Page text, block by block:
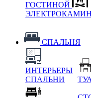
ГОСТИНОЙ
СПАЛЬНЯ
ИНТЕРЬЕРЫ
СПАЛЬНИ